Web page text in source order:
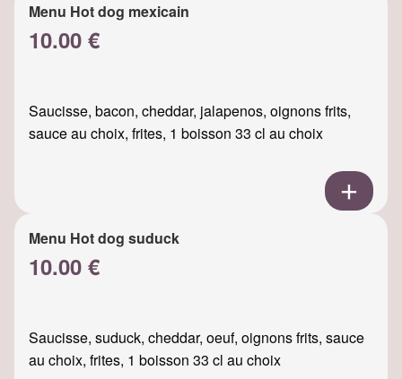
Menu Hot dog mexicain
10.00 €
Saucisse, bacon, cheddar, jalapenos, oignons frits,
sauce au choix, frites, 1 boisson 33 cl au choix
Menu Hot dog suduck
10.00 €
Saucisse, suduck, cheddar, oeuf, oignons frits, sauce
au choix, frites, 1 boisson 33 cl au choix